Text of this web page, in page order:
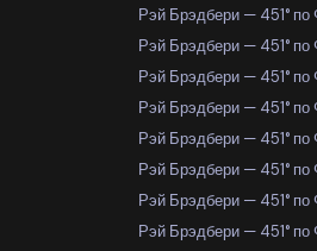
Рэй Брэдбери — 451° по
Рэй Брэдбери — 451° по
Рэй Брэдбери — 451° по
Рэй Брэдбери — 451° по
Рэй Брэдбери — 451° по
Рэй Брэдбери — 451° по
Рэй Брэдбери — 451° по
Рэй Брэдбери — 451° по